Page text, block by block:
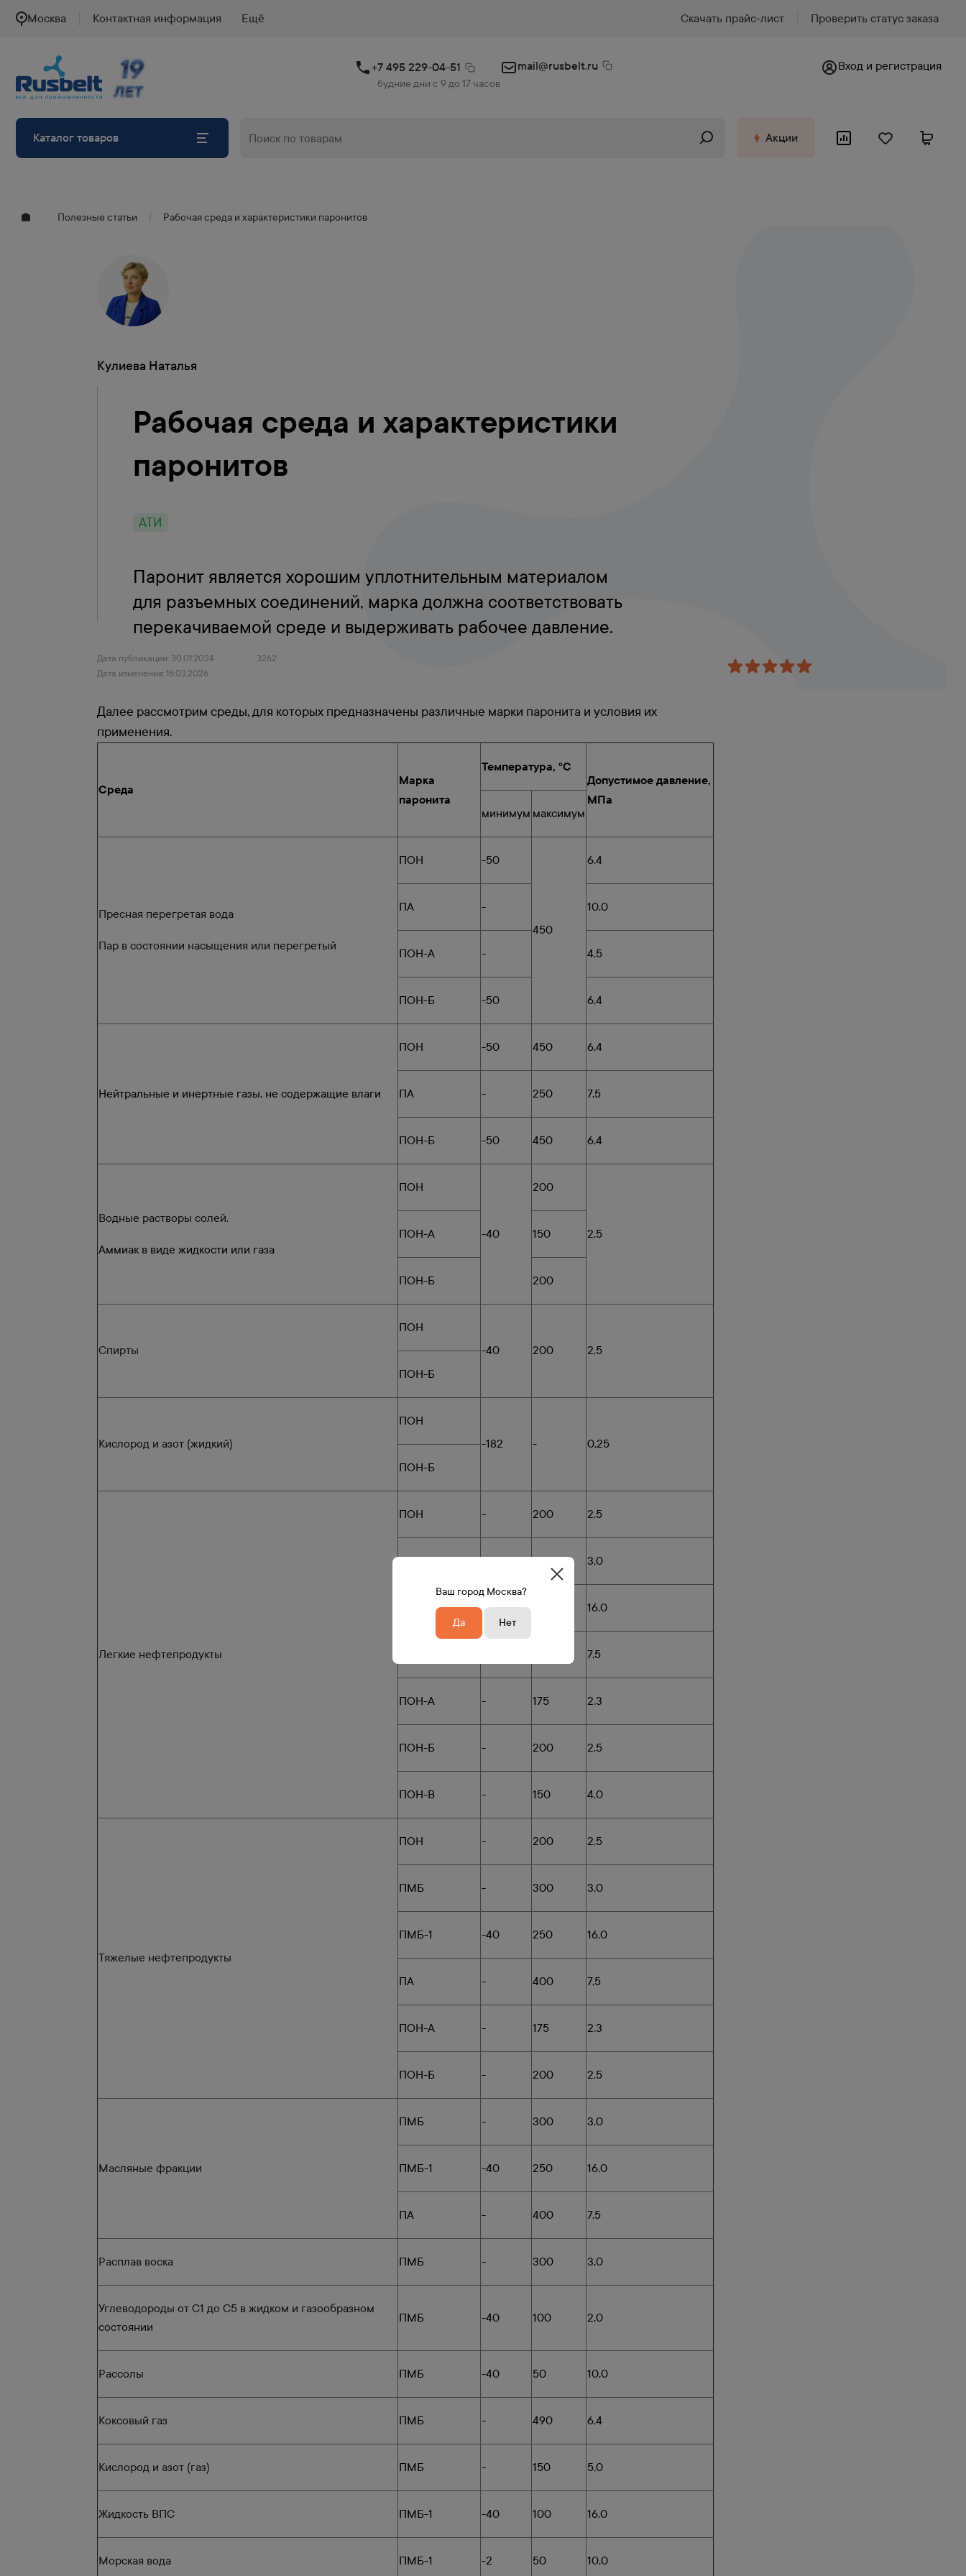
Москва Контактная информация Ещё Скачать прайс-лист Проверить статус заказа
19
ЛЕТ
19
ЛЕТ
+7 495 229-04-51
будние дни с 9 до 17 часов
mail@rusbelt.ru Вход и регистрация
Каталог товаров Акции
Полезные статьи Рабочая среда и характеристики паронитов
Кулиева Наталья
Дата публикации: 30.01.2024
3262
Дата изменения: 16.03.2026
Рабочая среда и характеристики
паронитов
АТИ
Паронит является хорошим уплотнительным материалом
для разъемных соединений, марка должна соответствовать
перекачиваемой среде и выдерживать рабочее давление.
Далее рассмотрим среды, для которых предназначены различные марки паронита и условия их
применения.
Среда
Марка
паронита
Температура, °С
Допустимое давление,
МПа
минимум максимум
Пресная перегретая вода
Пар в состоянии насыщения или перегретый
ПОН -50
450
6,4
ПА - 10,0
ПОН-А - 4,5
ПОН-Б -50 6,4
Нейтральные и инертные газы, не содержащие влаги
ПОН -50 450 6,4
ПА - 250 7,5
ПОН-Б -50 450 6,4
Водные растворы солей.
Аммиак в виде жидкости или газа
ПОН
-40
200
2,5
ПОН-А 150
ПОН-Б 200
Спирты
ПОН
-40
200
2,5
ПОН-Б
Кислород и азот (жидкий)
ПОН
-182
-
0,25
ПОН-Б
Легкие нефтепродукты
ПОН - 200 2,5
ПМБ - 300 3,0
-40 16,0
7,5
ПОН-А - 175 2,3
ПОН-Б - 200 2,5
ПОН-В - 150 4,0
Тяжелые нефтепродукты
ПОН - 200 2,5
ПМБ - 300 3,0
ПМБ-1 -40 250 16,0
ПА - 400 7,5
ПОН-А - 175 2,3
ПОН-Б - 200 2,5
Масляные фракции
ПМБ - 300 3,0
ПМБ-1 -40 250 16,0
ПА - 400 7,5
Расплав воска ПМБ - 300 3,0
Углеводороды от С1 до С5 в жидком и газообразном
состоянии
ПМБ -40 100 2,0
Рассолы ПМБ -40 50 10,0
Коксовый газ ПМБ - 490 6,4
Кислород и азот (газ) ПМБ - 150 5,0
Жидкость ВПС ПМБ-1 -40 100 16,0
Морская вода ПМБ-1 -2 50 10,0
Ваш город Москва?
Да Нет